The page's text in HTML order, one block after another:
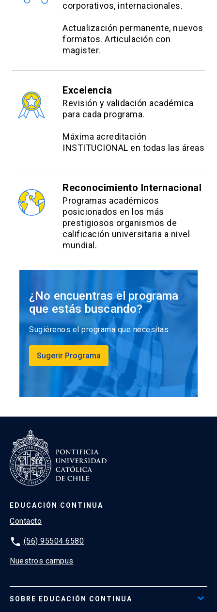
corporativos, internacionales.
Actualización permanente, nuevos
formatos. Articulación con
magister.
Excelencia
Revisión y validación académica
para cada programa.
Máxima acreditación
INSTITUCIONAL en todas las áreas
Reconocimiento Internacional
Programas académicos
posicionados en los más
prestigiosos organismos de
calificación universitaria a nivel
mundial.
¿No encuentras el programa
que estás buscando?
Sugiérenos el programa que necesitas
Sugerir Programa
EDUCACIÓN CONTINUA
Contacto
phone (56) 95504 6580
Nuestros campus
SOBRE EDUCACIÓN CONTINUA